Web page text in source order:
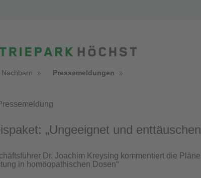
Nachbarn Pressemeldungen
„Ungeeignet und
Dr. Joachim Kreysing kommentiert die
in homöopathischen Dosen“